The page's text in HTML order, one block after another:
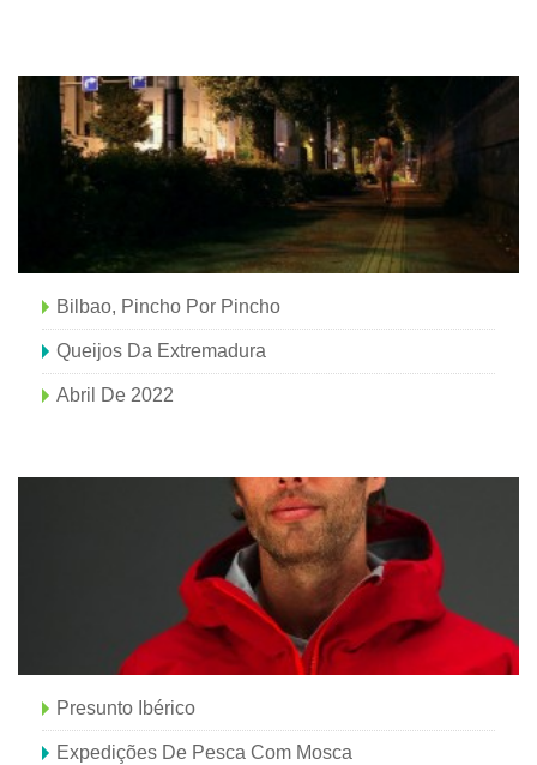
Bilbao, Pincho Por Pincho
Queijos Da Extremadura
Abril De 2022
Presunto Ibérico
Expedições De Pesca Com Mosca